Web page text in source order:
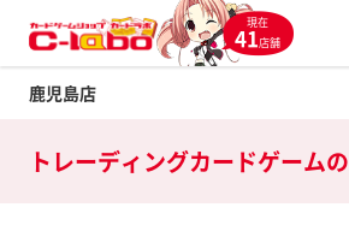
現在
41店舗
鹿児島店
Twitter
トレーディングカードゲームの